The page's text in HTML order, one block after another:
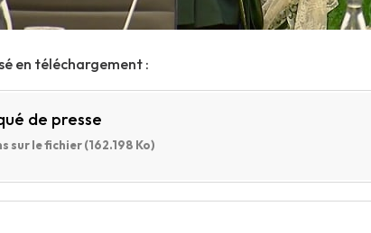
en téléchargement :
de presse
sur le fichier (162.198 Ko)